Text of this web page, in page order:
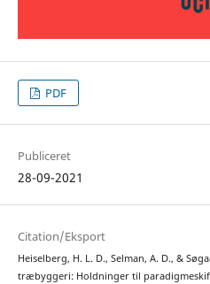
PDF
Publiceret
28-09-2021
Citation/Eksport
Heiselberg, H. L. D., Selman, A. D., &
træbyggeri: Holdninger til